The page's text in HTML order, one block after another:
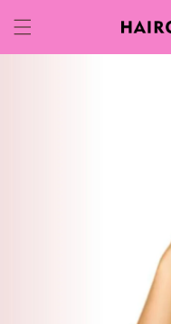
tartalomhoz